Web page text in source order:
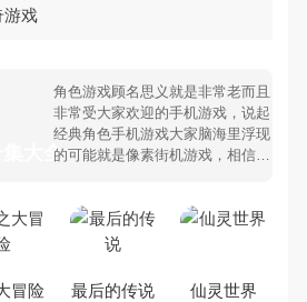
游戏
集大全 >
角色游戏顾名思义就是非常老而且
非常受大家欢迎的手机游戏，说起
经典角色手机游戏大家脑海里浮现
的可能就是像素街机游戏，相信很
色手机游戏有哪些呢？游戏今天，
乐途下载站小编芒果味的怪咖给大
集，欢迎大家前来选择下载体验
冒险 最后的传说 仙灵世界